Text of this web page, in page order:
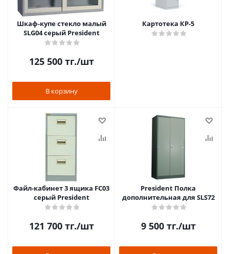
Шкаф-купе стекло малый
SLG04 серый President
125 500тг./шт
В корзину
Картотека КР-5
Файл-кабинет 3 ящика FC03
серый President
121 700тг./шт
President Полка
дополнительная для SLS72
9 500тг./шт